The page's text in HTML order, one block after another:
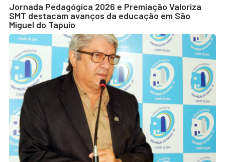
Jornada Pedagógica 2026 e Premiação Valoriza
SMT destacam avanços da educação em São
Miguel do Tapuio